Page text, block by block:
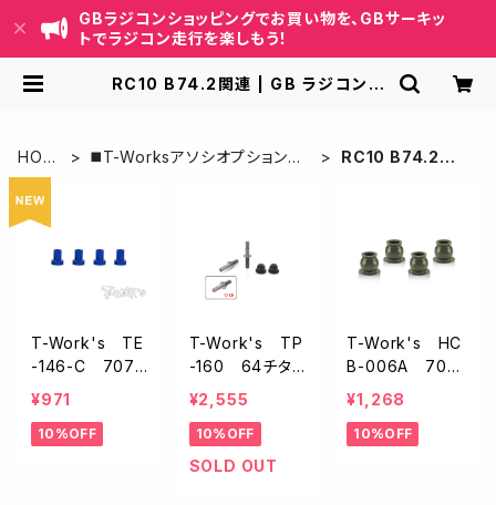
GBラジコンショッピングでお買い物を、GBサーキッ
トでラジコン走行を楽しもう！
RC10 B74.2関連 | GB ラジコンシ
HOM
E
◼️T-Worksアソシオプション関
RC10 B74.2関
T-Work's TE
-146-C 7075
アルミ製アルミ
ブッシング C【ア
¥971
10%OFF
T-Work's TP
-160 64チタン
製ロアショック
スクリュー【1/10
オフ用/2本入】
¥2,555
10%OFF
SOLD OUT
T-Work's HC
B-006A 707
5アルミ製ショッ
クピボットボー
ル【アソシB6.4/
¥1,268
10%OFF